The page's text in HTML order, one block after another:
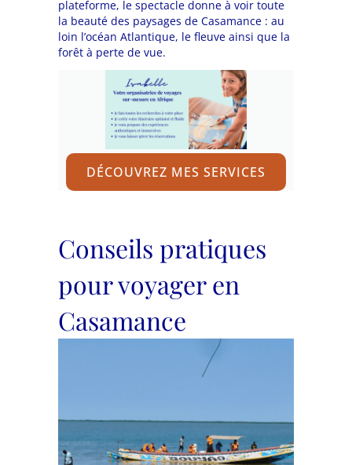
plateforme, le spectacle donne à voir toute
la beauté des paysages de Casamance : au
loin l’océan Atlantique, le fleuve ainsi que la
forêt à perte de vue.
DÉCOUVREZ MES SERVICES
Conseils pratiques
pour voyager en
Casamance